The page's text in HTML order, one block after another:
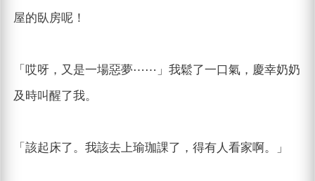
屋的臥房呢！
「哎呀，又是一場惡夢⋯⋯」我鬆了一口氣，慶幸奶奶
及時叫醒了我。
「該起床了。我該去上瑜珈課了，得有人看家啊。」